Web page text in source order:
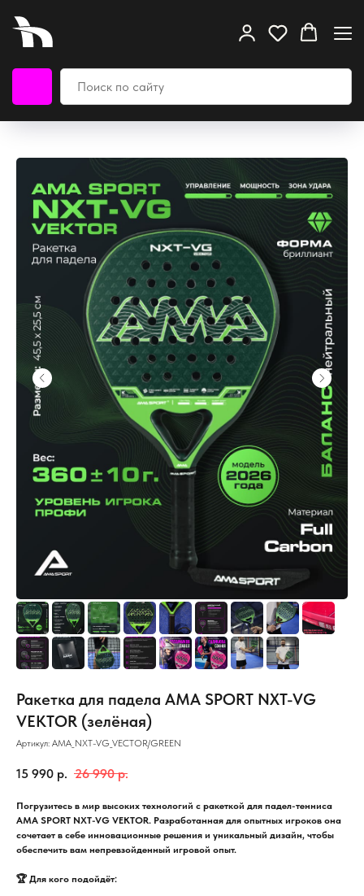
Ракетка для падела AMA SPORT NXT-VG
VEKTOR (зелёная)
Артикул: AMA_NXT-VG_VECTOR/GREEN
15 990 р. 26 990 р.
Погрузитесь в мир высоких технологий с ракеткой для падел-тенниса
AMA SPORT NXT-VG VEKTOR. Разработанная для опытных игроков она
сочетает в себе инновационные решения и уникальный дизайн, чтобы
обеспечить вам непревзойденный игровой опыт.
🏆 Для кого подойдёт: